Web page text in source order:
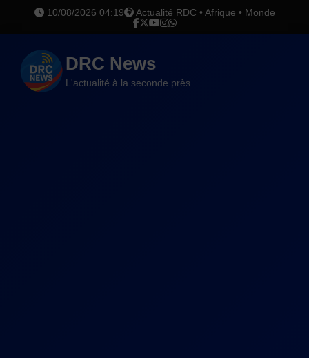
10/08/2026 04:19 Actualité RDC • Afrique • Monde
DRC News
L'actualité à la seconde près